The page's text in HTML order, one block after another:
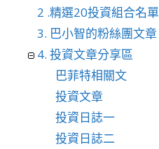
2 .精選20投資組合名單
3. 巴小智的粉絲團文章
4. 投資文章分享區
巴菲特相關文
投資文章
投資日誌一
投資日誌二